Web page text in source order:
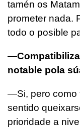
tamén os
prometer nada.
todo o posible
notable pola
—Si, pero como
sentido
prioridade a